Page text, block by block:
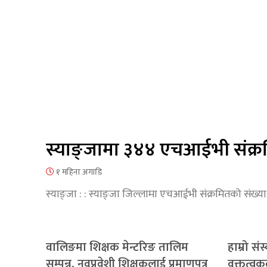
स्याङ्जामा ३४४ एचआईभी
१ महिना अगाडि
स्याङ्जा : : स्याङ्जा जिल्लामा एचआईभी संक्रमितको
वालिङमा शिक्षक मेन्टरिङ तालिम
हाम्रो